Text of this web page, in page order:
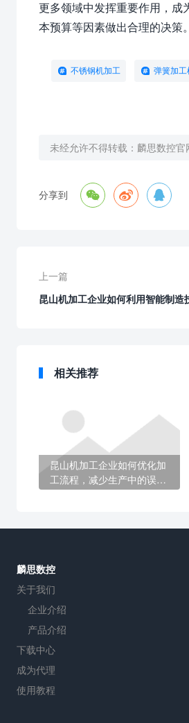
更多领域中发挥重要作用，成
本预算等因素做出合理的决策。
不锈钢机加工 弹簧加工
未经允许不得转载： 麟思数控官
分享到   
上一篇
昆山机加工企业如何利用智能制造
相关推荐
昆山机加工企业如何优化加
工流程，减少生产中的误
麟思数控
关于我们
企业介绍
产品介绍
下载中心
成为代理
使用教程